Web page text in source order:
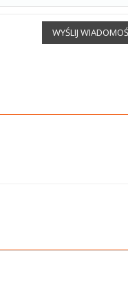
WYŚLIJ